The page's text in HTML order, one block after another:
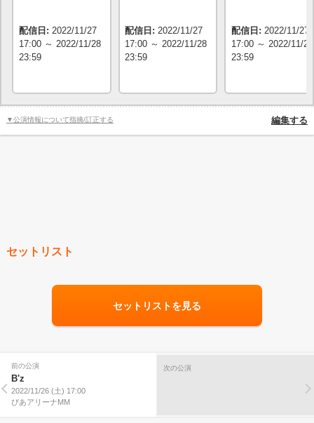
配信日: 2022/11/27
17:00 ～ 2022/11/28
23:59
配信日: 2022/11/27
17:00 ～ 2022/11/28
23:59
配信日: 2022/11/27
17:00 ～ 2022/11/28
23:59
▼公演情報について指摘/訂正する 編集する
セットリスト
セットリストを見る
前の公演
B'z
2022/11/26 (土) 17:00
ぴあアリーナMM
次の公演